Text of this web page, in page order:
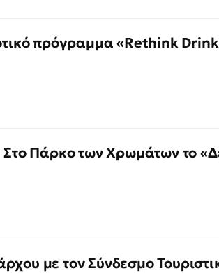
πρόγραμμα «Rethink
Πάρκο των Χρωμάτων το
με τον Σύνδεσμο